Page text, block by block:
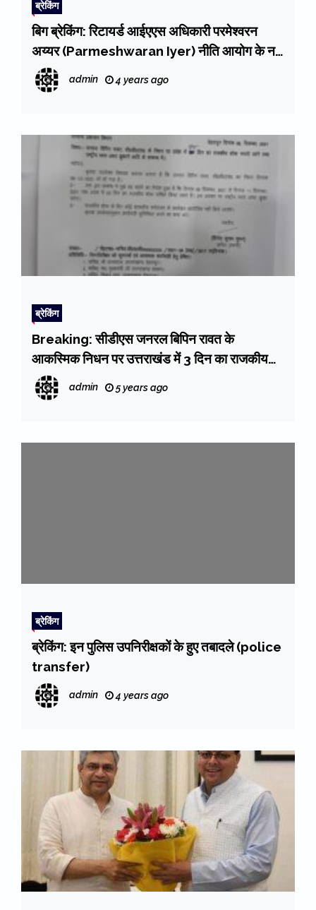
ब्रेकिंग
बिग ब्रेकिंग: रिटायर्ड आईएएस अधिकारी परमेश्वरन
अय्यर (Parmeshwaran Iyer) नीति आयोग के नए
सीईओ होंगे
admin 4 years ago
ब्रेकिंग
Breaking: सीडीएस जनरल बिपिन रावत के
आकस्मिक निधन पर उत्तराखंड में 3 दिन का राजकीय
शोक घोषित
admin 5 years ago
ब्रेकिंग
ब्रेकिंग: इन पुलिस उपनिरीक्षकों के हुए तबादले (police
transfer)
admin 4 years ago